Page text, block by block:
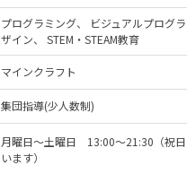
プログラミング ビジュアルプログ
ザイン
STEM・STEAM教育
マインクラフト
集団指導(少人数制)
月曜日～土曜日 13:00～21:30（祝日
います）